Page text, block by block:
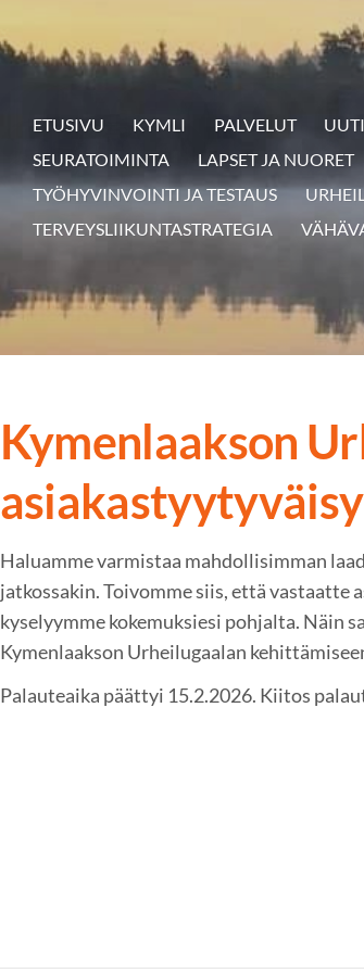
ETUSIVU KYMLI PALVELUT
SEURATOIMINTA
LAPSET JA NUORET
TYÖHYVINVOINTI JA TESTAUS
TERVEYSLIIKUNTASTRATEGIA
Kymenlaakson
Haluamme varmistaa mahdollisimman
jatkossakin. Toivomme siis, että vastaatte
kyselyymme kokemuksiesi pohjalta. Näin
Kymenlaakson Urheilugaalan
Palauteaika päättyi 15.2.2026. Kiitos